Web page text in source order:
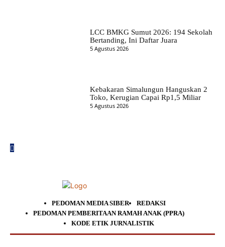
LCC BMKG Sumut 2026: 194 Sekolah
Bertanding, Ini Daftar Juara
5 Agustus 2026
Kebakaran Simalungun Hanguskan 2
Toko, Kerugian Capai Rp1,5 Miliar
5 Agustus 2026
PEDOMAN MEDIA SIBER
REDAKSI
PEDOMAN PEMBERITAAN RAMAH ANAK (PPRA)
KODE ETIK JURNALISTIK